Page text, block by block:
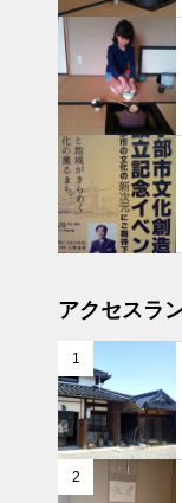
アクセスラ
1
2